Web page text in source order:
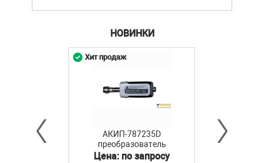
НОВИНКИ
АКИП-787235D
преобразователь
мощности
Цена: по запросу
Хит продаж